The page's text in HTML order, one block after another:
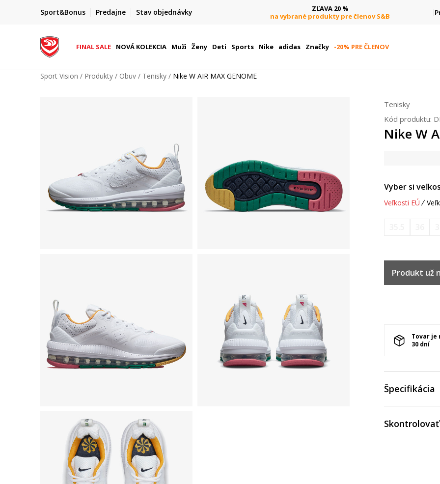
Sport&Bonus Predajne Stav objednávky
DOPRAVA ZADARMO
pri objednaní nad 80 €(neplatí pre Click&Collect)
ZĽAVA 20 %
na vybrané produkty pre členov S&B
FINAL SALE NOVÁ KOLEKCIA Muži Ženy Deti Sports Nike adidas Značky -20% PRE ČLENOV
Sport Vision Produkty Obuv Tenisky Nike W AIR MAX GENOME
Tenisky
Kód produktu:
Nike W
Vyber si
Veľkosti EÚ
Produkt už
Tovar je
30 dní
Špecifikácia